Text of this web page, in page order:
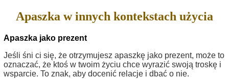
Apaszka w innych kontekstach użycia
Apaszka jako prezent
Jeśli śni ci się, że otrzymujesz apaszkę jako prezent, może to
oznaczać, że ktoś w twoim życiu chce wyrazić swoją troskę i
wsparcie. To znak, aby docenić relacje i dbać o nie.